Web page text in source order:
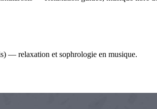
— relaxation et sophrologie en musique.